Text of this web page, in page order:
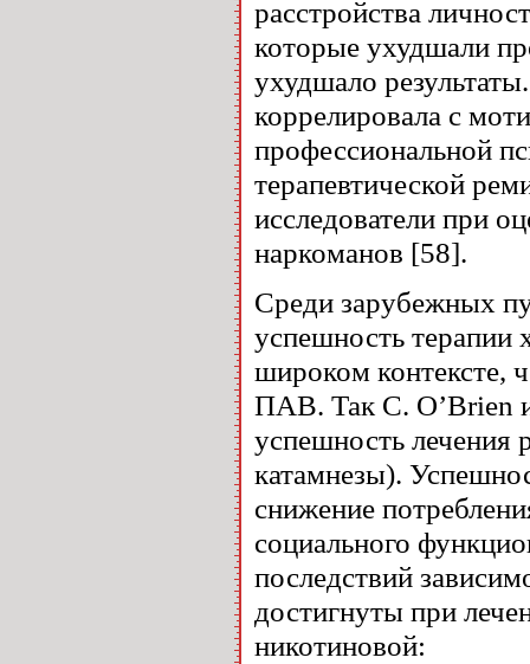
расстройства
которые ухудшали
ухудшало
коррелировала с
профессиональной
терапевтической
исследователи при
наркоманов [58].
Среди зарубежных
успешность терапии
широком контексте,
ПАВ. Так C. O’Brien
успешность лечения
катамнезы).
снижение
социального
последствий
достигнуты при
никотиновой: